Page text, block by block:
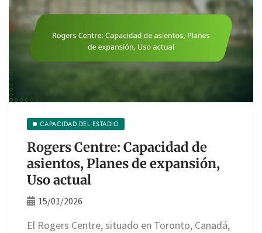
CAPACIDAD DEL ESTADIO
Rogers Centre: Capacidad de
asientos, Planes de expansión,
Uso actual
15/01/2026
El Rogers Centre, situado en Toronto, Canadá,